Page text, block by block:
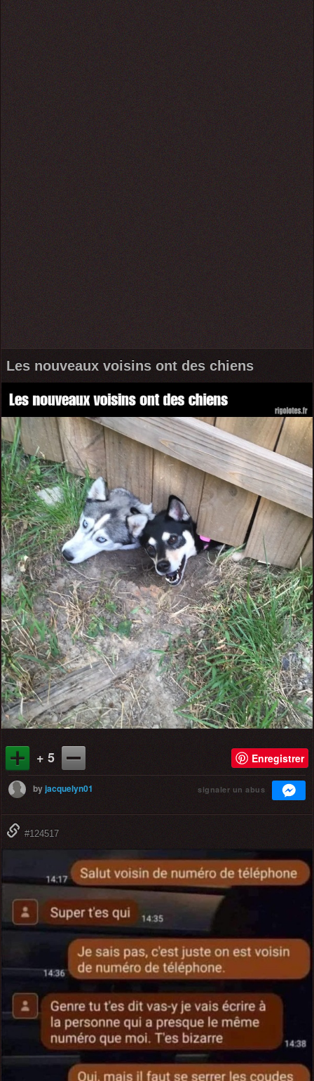
Les nouveaux voisins ont des chiens
+ 5 Enregistrer
byjacquelyn01 signaler un abus
#124517